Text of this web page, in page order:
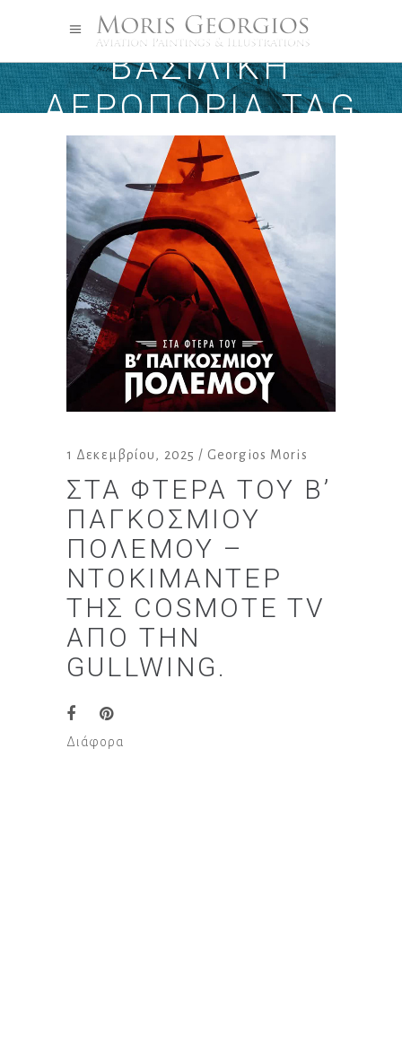
ΒΑΣΙΛΙΚΉ
ΑΕΡΟΠΟΡΊΑ TAG
1 Δεκεμβρίου, 2025 Georgios Moris
ΣΤΑ ΦΤΕΡΆ ΤΟΥ Β’
ΠΑΓΚΟΣΜΊΟΥ
ΠΟΛΈΜΟΥ –
ΝΤΟΚΙΜΑΝΤΈΡ
ΤΗΣ COSMOTE TV
ΑΠΌ ΤΗΝ
GULLWING.
Διάφορα